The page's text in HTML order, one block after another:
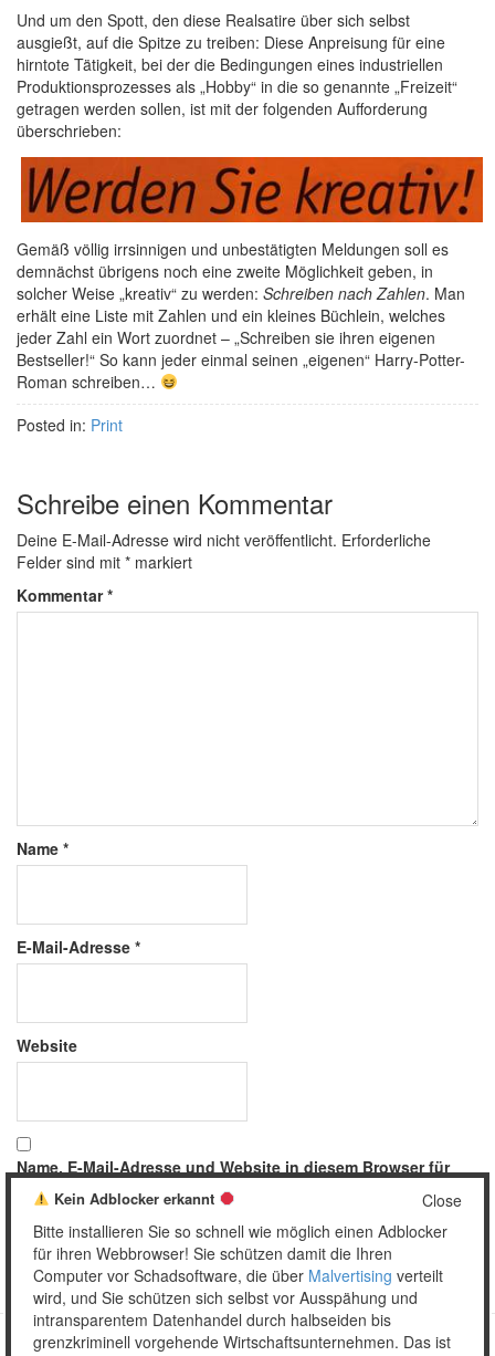
Und um den Spott, den diese Realsatire über sich selbst
ausgießt, auf die Spitze zu treiben: Diese Anpreisung für eine
hirntote Tätigkeit, bei der die Bedingungen eines industriellen
Produktionsprozesses als „Hobby“ in die so genannte „Freizeit“
getragen werden sollen, ist mit der folgenden Aufforderung
überschrieben:
Gemäß völlig irrsinnigen und unbestätigten Meldungen soll es
demnächst übrigens noch eine zweite Möglichkeit geben, in
solcher Weise „kreativ“ zu werden: Schreiben nach Zahlen. Man
erhält eine Liste mit Zahlen und ein kleines Büchlein, welches
jeder Zahl ein Wort zuordnet – „Schreiben sie ihren eigenen
Bestseller!“ So kann jeder einmal seinen „eigenen“ Harry-Potter-
Roman schreiben…
Posted in: Print
Schreibe einen Kommentar
Deine E-Mail-Adresse wird nicht veröffentlicht. Erforderliche
Felder sind mit * markiert
Kommentar*
Name *
E-Mail-Adresse *
Website
Name, E-Mail-Adresse und Website in diesem Browser für
meinen nächsten Kommentar speichern.
Close
Kein Adblocker erkannt
Bitte installieren Sie so schnell wie möglich einen Adblocker
für ihren Webbrowser! Sie schützen damit die Ihren
Computer vor Schadsoftware, die über Malvertising verteilt
wird, und Sie schützen sich selbst vor Ausspähung und
intransparentem Datenhandel durch halbseiden bis
grenzkriminell vorgehende Wirtschaftsunternehmen. Das ist